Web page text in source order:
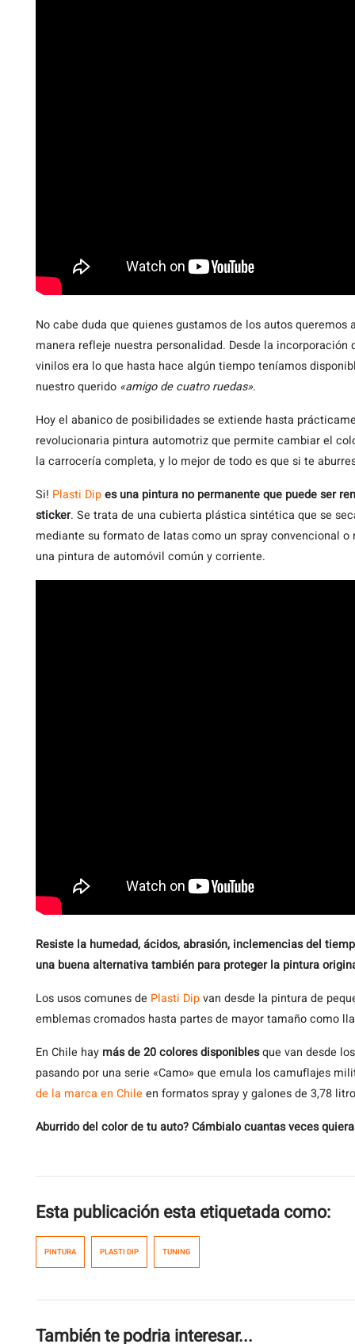
Nocabe duda que quienes gustamos de los autos
manera refleje nuestra personalidad. Desde la
vinilos era lo que hasta hace algún tiempo teníamos
nuestro querido «amigo de cuatro ruedas».
Hoy el abanico de posibilidades se extiende hasta
revolucionaria pintura automotriz que permite cambiar el
la carrocería completa, y lo mejor de todo es que si te
Si! Plasti Dipes una pintura no permanente que puede ser
sticker. Se trata de una cubierta plástica sintética que se
mediante su formato de latas como un spray convencional
una pintura de automóvil común y corriente.
Resiste la humedad, ácidos, abrasión, inclemencias del
una buena alternativa también para proteger la pintura
Los usos comunes de Plasti Dipvan desde la pintura de
emblemas cromados hasta partes de mayor tamaño como
En Chile hay más de 20 colores disponiblesque van desde
pasando por una serie «Camo» que emula los camuflajes
de la marca en Chile en formatos spray y galones de 3,78
Aburrido del color de tu auto? Cámbialo cuantas veces
Esta publicación esta etiquetada como:
PINTURA PLASTI DIP TUNING
También te podria interesar...